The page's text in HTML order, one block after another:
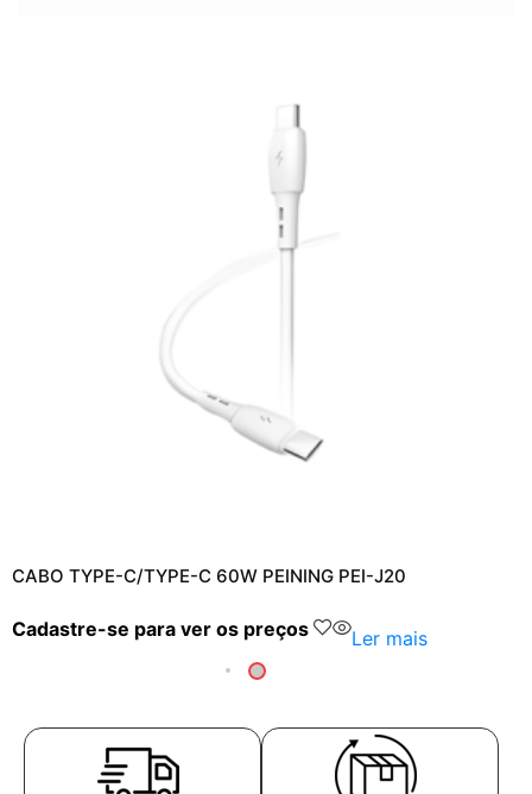
CABO TYPE-C/TYPE-C 60W PEINING PEI-J20
Cadastre-se para ver os preços Ler mais